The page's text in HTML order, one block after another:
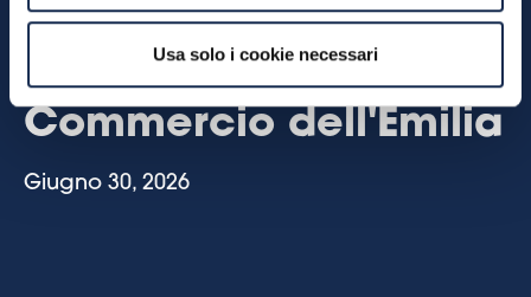
Usa solo i cookie necessari
nuovi bandi della
Camera di
Commercio dell'Emilia
Giugno 30, 2026